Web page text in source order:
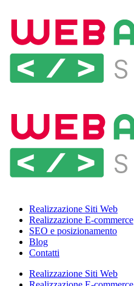
Realizzazione Siti Web
Realizzazione E-commerce
SEO e posizionamento
Blog
Contatti
Realizzazione Siti Web